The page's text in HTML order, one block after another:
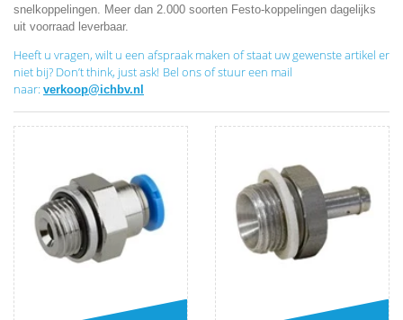
snelkoppelingen. Meer dan 2.000 soorten Festo-koppelingen dagelijks
uit voorraad leverbaar.
Heeft u vragen, wilt u een afspraak maken of staat uw gewenste artikel er
niet bij? Don’t think, just ask! Bel ons of stuur een mail
naar: verkoop@ichbv.nl